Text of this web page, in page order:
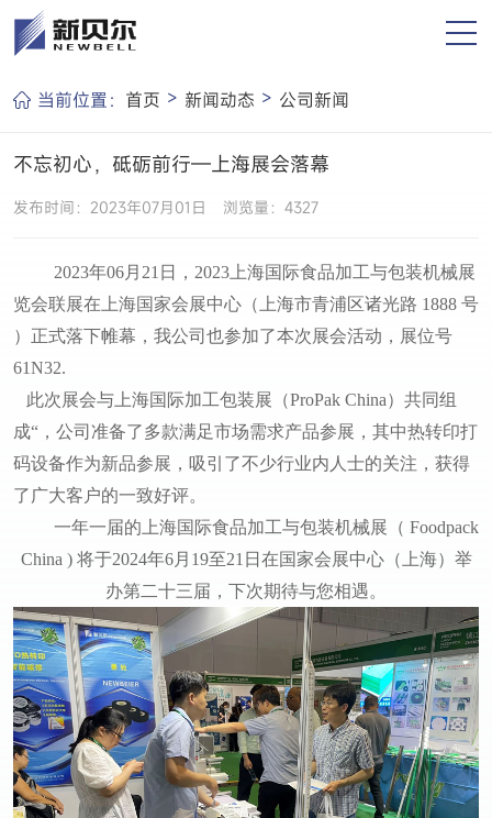
当前位置： 首页 > 新闻动态 > 公司新闻
不忘初心，砥砺前行—上海展会落幕
发布时间：2023年07月01日 浏览量：4327
2023年06月21日，2023上海国际食品加工与包装机械展
览会联展在上海国家会展中心（上海市青浦区诸光路 1888 号
）正式落下帷幕，我公司也参加了本次展会活动，展位号
61N32.
此次展会与上海国际加工包装展（ProPak China）共同组
成“，公司准备了多款满足市场需求产品参展，其中热转印打
码设备作为新品参展，吸引了不少行业内人士的关注，获得
了广大客户的一致好评。
一年一届的上海国际食品加工与包装机械展（ Foodpack
China ) 将于2024年6月19至21日在国家会展中心（上海）举
办第二十三届，下次期待与您相遇。